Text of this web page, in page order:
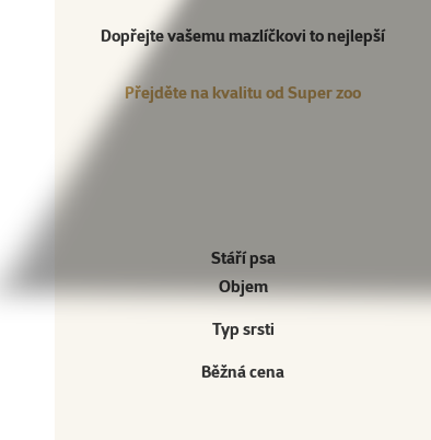
Přejděte na kvalitu od Super zoo
Produkt
Dopřejte vašemu mazlíčkovi to nejlepší
Přejděte na kvalitu od Super zoo
Stáří psa
Objem
Typ srsti
Běžná cena